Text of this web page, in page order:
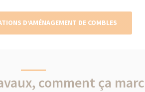
D’AMÉNAGEMENT DE COMBLES
comment ça